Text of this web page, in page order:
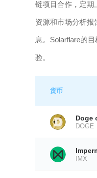
链项目合作，定期
资源和市场分析
息。Solarflare的
验。
货币
DOGE
IMX